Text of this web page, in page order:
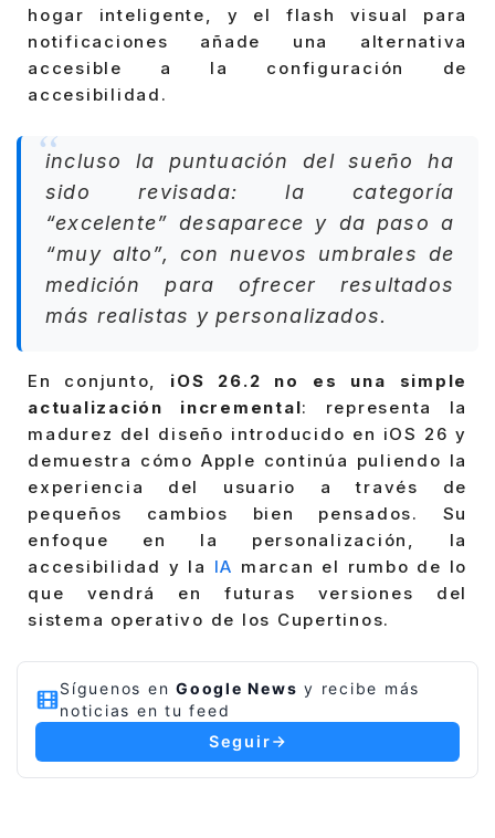
hogar inteligente, y el flash visual para
notificaciones añade una alternativa
accesible a la configuración de
accesibilidad.
incluso la puntuación del sueño ha
sido revisada: la categoría
“excelente” desaparece y da paso a
“muy alto”, con nuevos umbrales de
medición para ofrecer resultados
más realistas y personalizados.
En conjunto, iOS 26.2 no es una simple
actualización incremental: representa la
madurez del diseño introducido en iOS 26 y
demuestra cómo Apple continúa puliendo la
experiencia del usuario a través de
pequeños cambios bien pensados. Su
enfoque en la personalización, la
accesibilidad y la IA marcan el rumbo de lo
que vendrá en futuras versiones del
sistema operativo de los Cupertinos.
Síguenos en Google News y recibe más
noticias en tu feed
Seguir